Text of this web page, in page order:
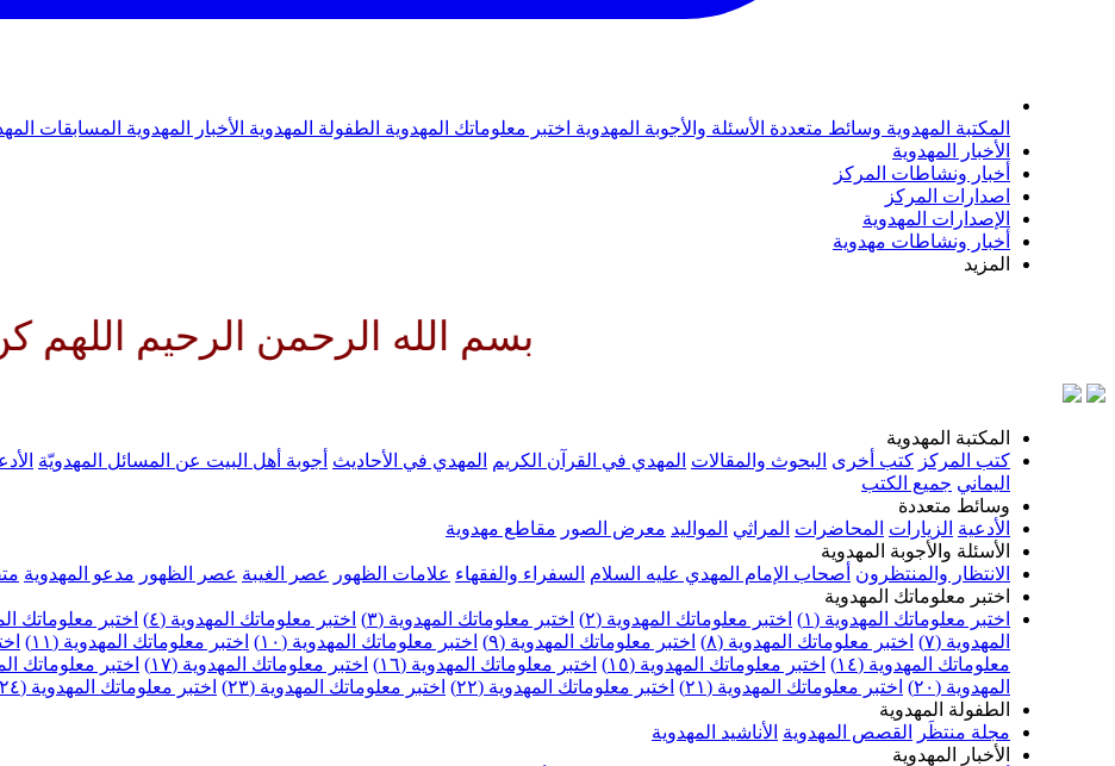
المكتبة المهدوية وسائط متعددة الأسئلة والأجوبة المهدوية اختبر معلوماتك المهدوية الطفولة المهدوية الأخبار المهدوية المسابقات
الأخبار المهدوية
أخبار ونشاطات المركز
اصدارات المركز
الإصدارات المهدوية
أخبار ونشاطات مهدوية
المزيد
بسم الله الرحمن الرحيم اللهم كن لوليك
المكتبة المهدوية
كتب المركز كتب أخرى البحوث والمقالات المهدي في القرآن الكريم المهدي في الأحاديث أجوبة أهل البيت عن المسائل المهدويّة
اليماني جميع الكتب
وسائط متعددة
الأدعية الزيارات المحاضرات المراثي المواليد معرض الصور مقاطع مهدوية
الأسئلة والأجوبة المهدوية
الانتظار والمنتظرون أصحاب الإمام المهدي عليه السلام السفراء والفقهاء علامات الظهور عصر الغيبة عصر الظهور مدعو المهدوية
اختبر معلوماتك المهدوية
اختبر معلوماتك المهدوية (١)
اختبر معلوماتك المهدوية (٢) اختبر معلوماتك المهدوية (٣) اختبر معلوماتك المهدوية (٤) اختبر معلوماتك
المهدوية (٧)
اختبر معلوماتك المهدوية (٨) اختبر معلوماتك المهدوية (٩) اختبر معلوماتك المهدوية (١٠) اختبر معلوماتك المهدوية (١١)
معلوماتك المهدوية (١٤)
اختبر معلوماتك المهدوية (١٥) اختبر معلوماتك المهدوية (١٦) اختبر معلوماتك المهدوية (١٧) اختبر معلوماتك
المهدوية (٢٠)
اختبر معلوماتك المهدوية (٢١) اختبر معلوماتك المهدوية (٢٢) اختبر معلوماتك المهدوية (٢٣)
اختبر معلوماتك المهدوية (٢٤)
الطفولة المهدوية
مجلة منتظَر
القصص المهدوية الأناشيد المهدوية
الأخبار المهدوية